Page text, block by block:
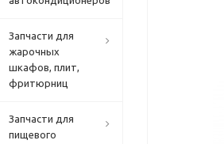
Запчасти для
жарочных
шкафов, плит,
фритюрниц
Запчасти для
пищевого